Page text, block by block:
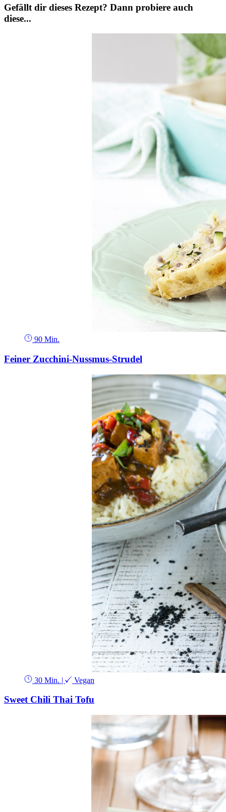
Gefällt dir dieses Rezept? Dann probiere auch
diese...
90 Min.
Feiner Zucchini-Nussmus-Strudel
30 Min. | Vegan
Sweet Chili Thai Tofu